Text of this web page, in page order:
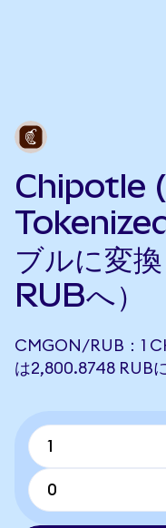
Chipotle
ブルに変
RUBへ）
CMGON/RUB：1
は2,800.8748 RUB